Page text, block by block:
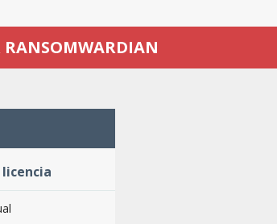
RANSOMWARDIAN